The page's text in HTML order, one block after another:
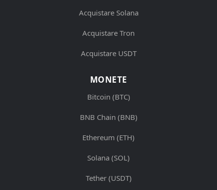
Acquistare Solana
Acquistare Tron
Acquistare USDT
MONETE
Bitcoin (BTC)
BNB Chain (BNB)
Ethereum (ETH)
Solana (SOL)
Tether (USDT)